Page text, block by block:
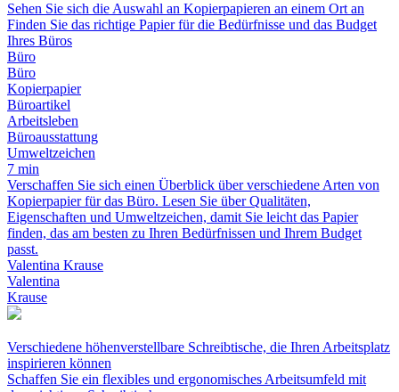
Sehen Sie sich die Auswahl an Kopierpapieren an einem Ort an
Finden Sie das richtige Papier für die Bedürfnisse und das Budget
Ihres Büros
Büro
Büro
Kopierpapier
Büroartikel
Arbeitsleben
Büroausstattung
Umweltzeichen
7 min
Verschaffen Sie sich einen Überblick über verschiedene Arten von
Kopierpapier für das Büro. Lesen Sie über Qualitäten,
Eigenschaften und Umweltzeichen, damit Sie leicht das Papier
finden, das am besten zu Ihren Bedürfnissen und Ihrem Budget
passt.
Valentina Krause
Valentina
Krause
Verschiedene höhenverstellbare Schreibtische, die Ihren Arbeitsplatz
inspirieren können
Schaffen Sie ein flexibles und ergonomisches Arbeitsumfeld mit